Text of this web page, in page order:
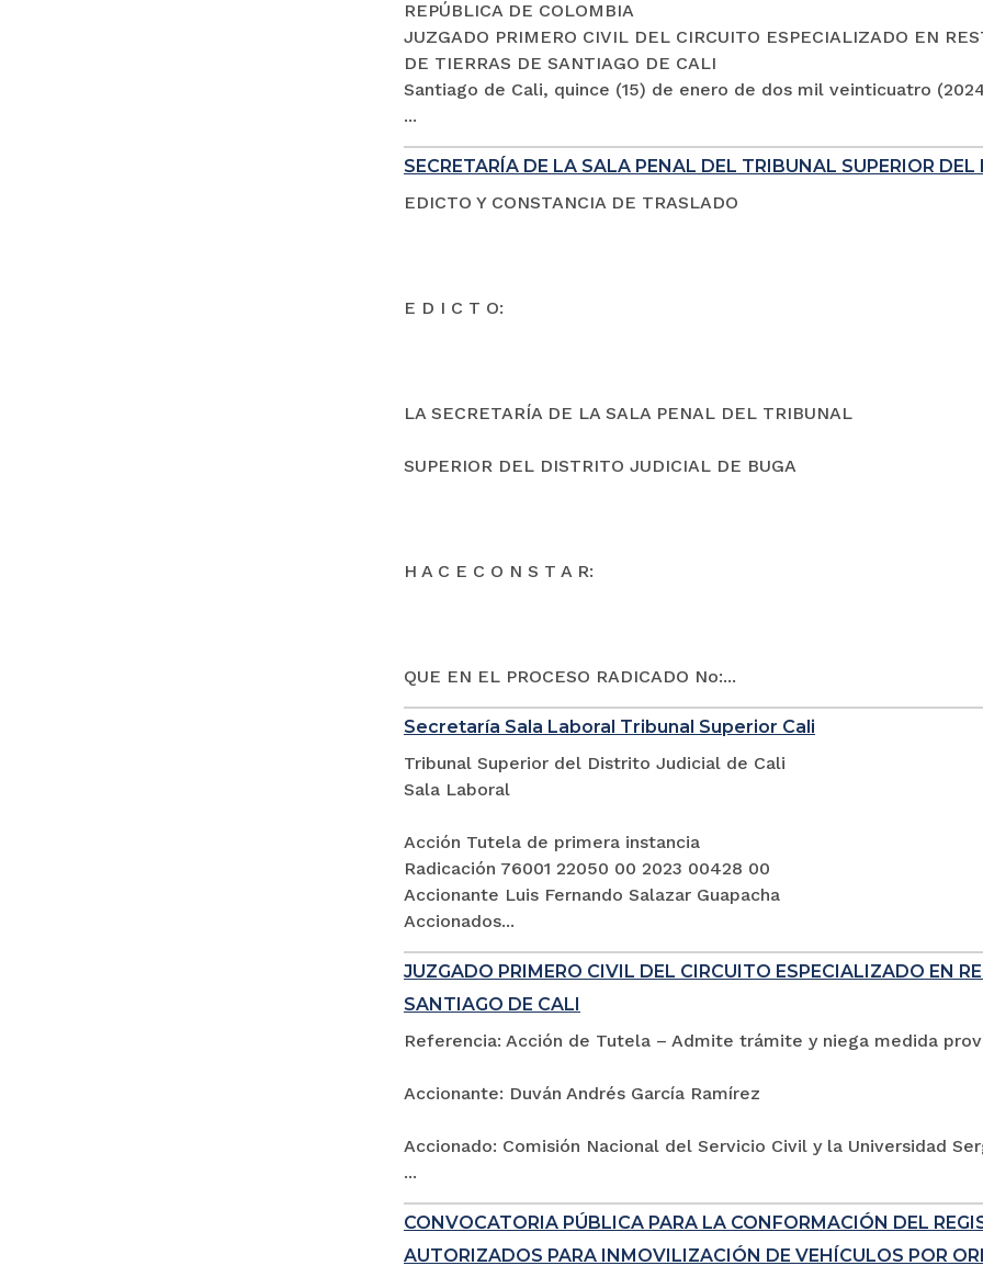
REPÚBLICA DE COLOMBIA
JUZGADO PRIMERO CIVIL DEL CIRCUITO ESPECIALIZADO EN
DE TIERRAS DE SANTIAGO DE CALI
Santiago de Cali, quince (15) de enero de dos mil veinticuatro
...
SECRETARÍA DE LA SALA PENAL DEL TRIBUNAL SUPERIOR
EDICTO Y CONSTANCIA DE TRASLADO
E D I C T O:
LA SECRETARÍA DE LA SALA PENAL DEL TRIBUNAL
SUPERIOR DEL DISTRITO JUDICIAL DE BUGA
H A C E C O N S T A R:
QUE EN EL PROCESO RADICADO No:...
Secretaría Sala Laboral Tribunal Superior Cali
Tribunal Superior del Distrito Judicial de Cali
Sala Laboral
Acción Tutela de primera instancia
Radicación 76001 22050 00 2023 00428 00
Accionante Luis Fernando Salazar Guapacha
Accionados...
JUZGADO PRIMERO CIVIL DEL CIRCUITO ESPECIALIZADO EN
SANTIAGO DE CALI
Referencia: Acción de Tutela – Admite trámite y niega medida
Accionante: Duván Andrés García Ramírez
Accionado: Comisión Nacional del Servicio Civil y la Universidad
...
CONVOCATORIA PÚBLICA PARA LA CONFORMACIÓN DEL
AUTORIZADOS PARA INMOVILIZACIÓN DE VEHÍCULOS POR